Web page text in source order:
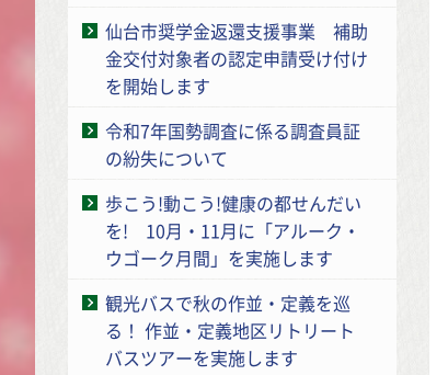
仙台市奨学金返還支援事業 補助
金交付対象者の認定申請受け付け
を開始します
令和7年国勢調査に係る調査員証
の紛失について
歩こう!動こう!健康の都せんだい
を! 10月・11月に「アルーク・
ウゴーク月間」を実施します
観光バスで秋の作並・定義を巡
る！ 作並・定義地区リトリート
バスツアーを実施します